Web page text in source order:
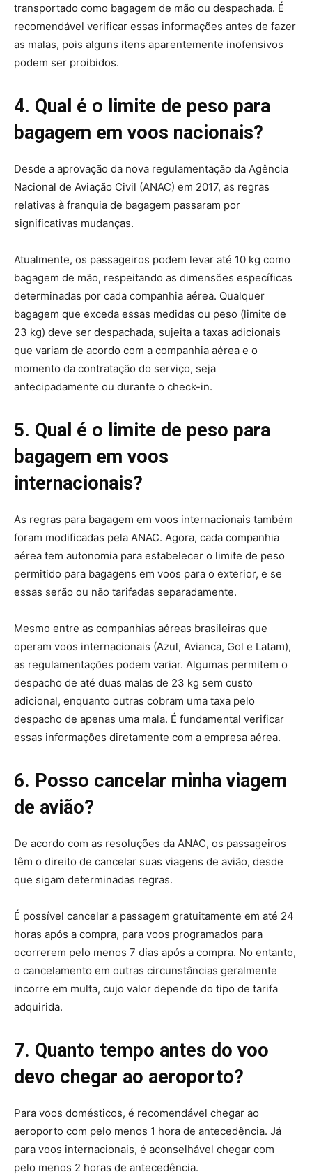
transportado como bagagem de mão ou despachada. É
recomendável verificar essas informações antes de fazer
as malas, pois alguns itens aparentemente inofensivos
podem ser proibidos.
4. Qual é o limite de peso para
bagagem em voos nacionais?
Desde a aprovação da nova regulamentação da Agência
Nacional de Aviação Civil (ANAC) em 2017, as regras
relativas à franquia de bagagem passaram por
significativas mudanças.
Atualmente, os passageiros podem levar até 10 kg como
bagagem de mão, respeitando as dimensões específicas
determinadas por cada companhia aérea. Qualquer
bagagem que exceda essas medidas ou peso (limite de
23 kg) deve ser despachada, sujeita a taxas adicionais
que variam de acordo com a companhia aérea e o
momento da contratação do serviço, seja
antecipadamente ou durante o check-in.
5. Qual é o limite de peso para
bagagem em voos
internacionais?
As regras para bagagem em voos internacionais também
foram modificadas pela ANAC. Agora, cada companhia
aérea tem autonomia para estabelecer o limite de peso
permitido para bagagens em voos para o exterior, e se
essas serão ou não tarifadas separadamente.
Mesmo entre as companhias aéreas brasileiras que
operam voos internacionais (Azul, Avianca, Gol e Latam),
as regulamentações podem variar. Algumas permitem o
despacho de até duas malas de 23 kg sem custo
adicional, enquanto outras cobram uma taxa pelo
despacho de apenas uma mala. É fundamental verificar
essas informações diretamente com a empresa aérea.
6. Posso cancelar minha viagem
de avião?
De acordo com as resoluções da ANAC, os passageiros
têm o direito de cancelar suas viagens de avião, desde
que sigam determinadas regras.
É possível cancelar a passagem gratuitamente em até 24
horas após a compra, para voos programados para
ocorrerem pelo menos 7 dias após a compra. No entanto,
o cancelamento em outras circunstâncias geralmente
incorre em multa, cujo valor depende do tipo de tarifa
adquirida.
7. Quanto tempo antes do voo
devo chegar ao aeroporto?
Para voos domésticos, é recomendável chegar ao
aeroporto com pelo menos 1 hora de antecedência. Já
para voos internacionais, é aconselhável chegar com
pelo menos 2 horas de antecedência.